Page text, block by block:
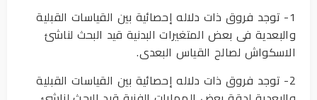
1- توجد فروق ذات دلاله إحصائية بين القياسات القبلية
والبعدية فى بعض المتغيرات البدنية قيد البحث لناشئ
الاسكواش لصالح القياس البعدى.
2- توجد فروق ذات دلاله إحصائية بين القياسات القبلية